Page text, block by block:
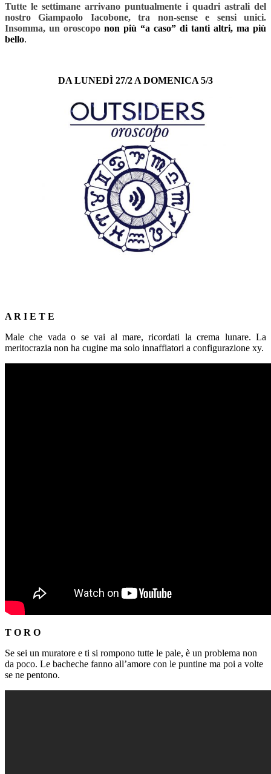
Tutte le settimane arrivano puntualmente i quadri astrali del
nostro Giampaolo Iacobone, tra non-sense e sensi unici.
Insomma, un oroscopo non più “a caso” di tanti altri, ma più
bello.
DA LUNEDÌ 27/2 A DOMENICA 5/3
A R I E T E
Male che vada o se vai al mare, ricordati la crema lunare. La
meritocrazia non ha cugine ma solo innaffiatori a configurazione xy.
T O R O
Se sei un muratore e ti si rompono tutte le pale, è un problema non
da poco. Le bacheche fanno all’amore con le puntine ma poi a volte
se ne pentono.